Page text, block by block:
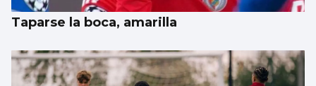
Taparse la boca, amarilla